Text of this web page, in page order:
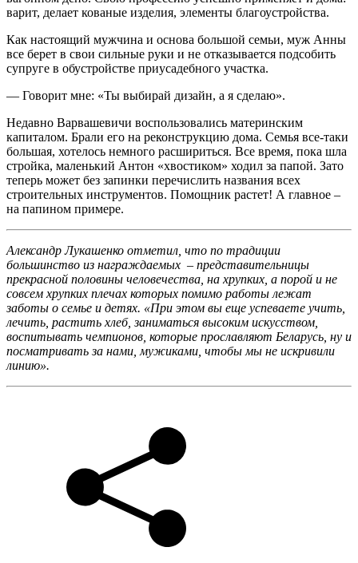
варит, делает кованые изделия, элементы благоустройства.
Как настоящий мужчина и основа большой семьи, муж Анны
все берет в свои сильные руки и не отказывается подсобить
супруге в обустройстве приусадебного участка.
— Говорит мне: «Ты выбирай дизайн, а я сделаю».
Недавно Варвашевичи воспользовались материнским
капиталом. Брали его на реконструкцию дома. Семья все-таки
большая, хотелось немного расшириться. Все время, пока шла
стройка, маленький Антон «хвостиком» ходил за папой. Зато
теперь может без запинки перечислить названия всех
строительных инструментов. Помощник растет! А главное –
на папином примере.
Александр Лукашенко отметил, что по традиции
большинство из награждаемых – представительницы
прекрасной половины человечества, на хрупких, а порой и не
совсем хрупких плечах которых помимо работы лежат
заботы о семье и детях. «При этом вы еще успеваете учить,
лечить, растить хлеб, заниматься высоким искусством,
воспитывать чемпионов, которые прославляют Беларусь, ну и
посматривать за нами, мужиками, чтобы мы не искривили
линию».